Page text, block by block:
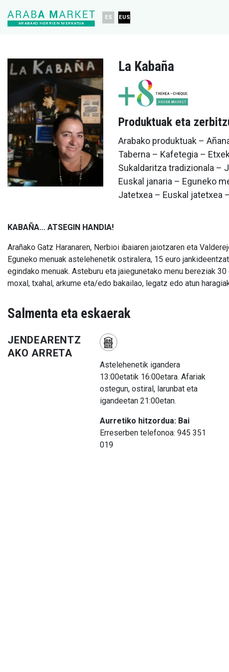
ARABAKO HERRIEN MERKATUA
ES EUS
La Kabaña
Produktuak eta
Arabako produktuak –
Taberna – Kafetegia –
Sukaldaritza tradizionala –
Euskal janaria – Eguneko
Jatetxea – Euskal jatetxea
KABAÑA... ATSEGIN HANDIA!
Arañako Gatz Haranaren, Nerbioi ibaiaren jaiotzaren eta
Eguneko menuak astelehenetik ostiralera, 15 euro
egindako menuak. Asteburu eta jaiegunetako menu bereziak
moxal, txahal, arkume eta/edo bakailao, legatz edo atun
Salmenta eta eskaerak
JENDEARENTZ
AKO ARRETA
Astelehenetik igandera
13:00etatik 16:00etara. Afariak
ostegun, ostiral, larunbat eta
igandeetan 21:00etan.
Aurretiko hitzordua: Bai
Erreserben telefonoa: 945 351
019